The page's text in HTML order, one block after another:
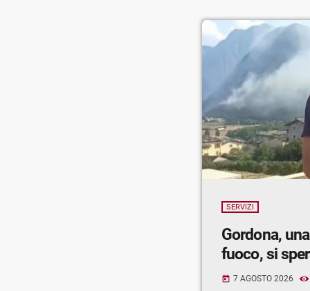
SERVIZI
Gordona,
fuoco, si
today 7 AGOSTO 2026